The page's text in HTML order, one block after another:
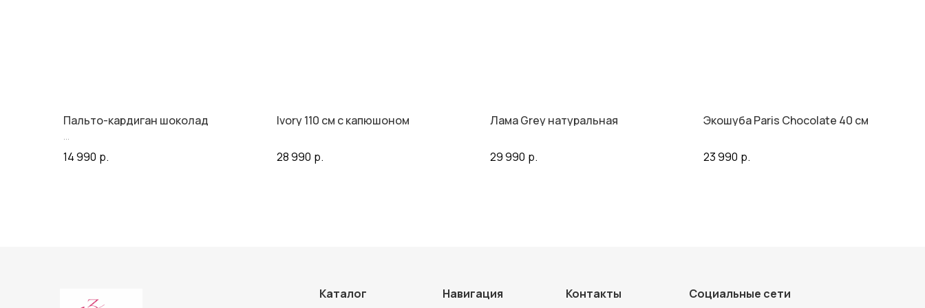
Пальто-кардиган шоколад
14 990 р.
Ivory 110 см с капюшоном
28 990 р.
Лама Grey натуральная
29 990 р.
Экошуба Paris Chocolate 40 см
23 990 р.
Каталог Навигация Контакты Социальные сети